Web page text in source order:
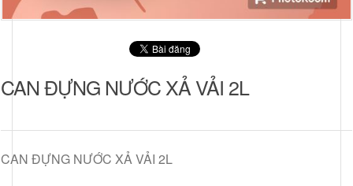
CAN ĐỰNG NƯỚC XẢ VẢI 2L
CAN ĐỰNG NƯỚC XẢ VẢI 2L